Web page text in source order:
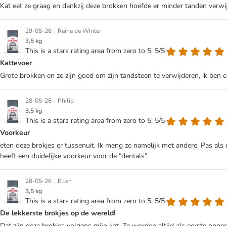
Kat eet ze graag en dankzij deze brokken hoefde er minder tanden
29-05-26 | Reina de Winter
3,5 kg
This is a stars rating area from zero to 5: 5/5
Kattevoer
Grote brokken en ze zijn goed om zijn tandsteen te verwijderen, ik ben
28-05-26 | Philip
3,5 kg
This is a stars rating area from zero to 5: 5/5
Voorkeur
eten deze brokjes er tussenuit. Ik meng ze namelijk met andere. Pas
heeft een duidelijke voorkeur voor de “dentals”.
28-05-26 | Ellen
3,5 kg
This is a stars rating area from zero to 5: 5/5
De lekkerste brokjes op de wereld!